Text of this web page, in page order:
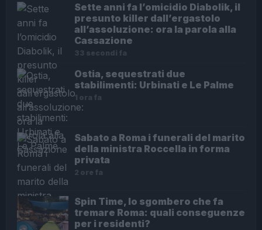
Sette anni fa l’omicidio Diabolik, il
presunto killer dall’ergastolo
all’assoluzione: ora la parola alla
Cassazione
33 secondi fa
Ostia, sequestrati due
stabilimenti: Urbinati e Le Palme
1 ora fa
Sabato a Roma i funerali del marito
della ministra Roccella in forma
privata
2 ore fa
Spin Time, lo sgombero che fa
tremare Roma: quali conseguenze
per i residenti?